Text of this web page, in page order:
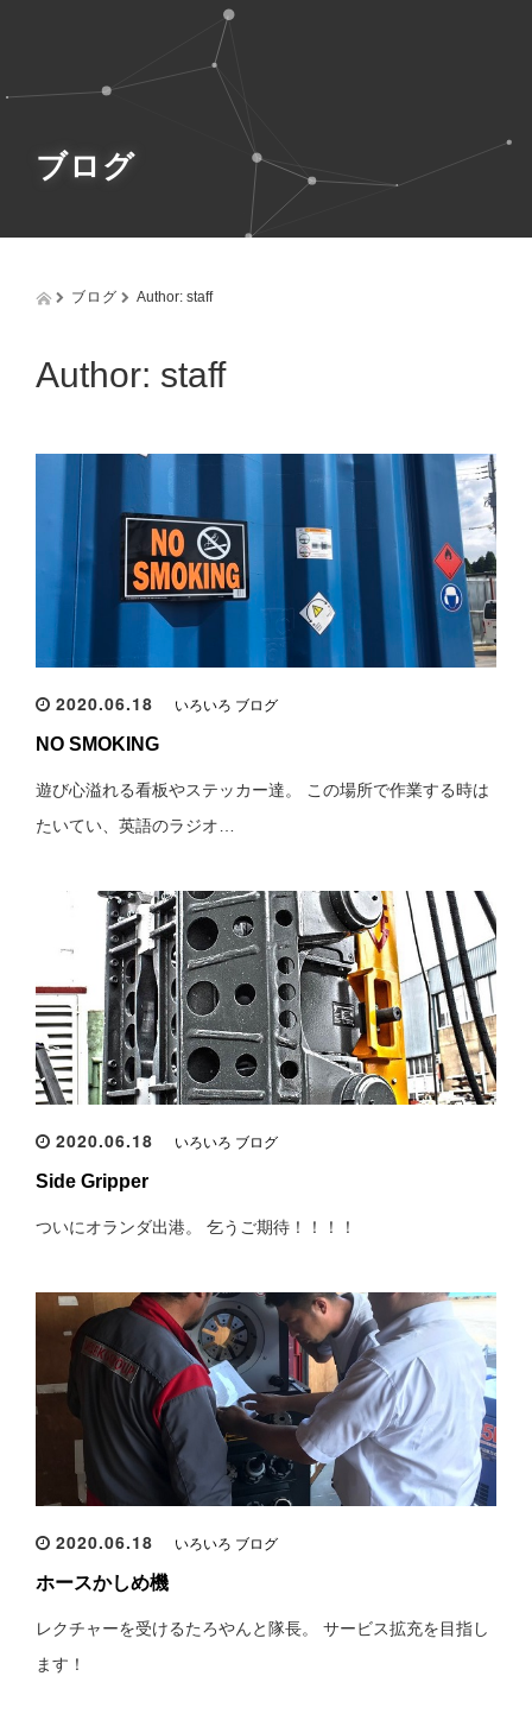
v
t
ブログ
ブログ Author: staff
Author: staff
2020.06.18 いろいろ ブログ
NO SMOKING
遊び心溢れる看板やステッカー達。 この場所で作業する時は
たいてい、英語のラジオ…
2020.06.18 いろいろ ブログ
Side Gripper
ついにオランダ出港。 乞うご期待！！！！
2020.06.18 いろいろ ブログ
ホースかしめ機
レクチャーを受けるたろやんと隊長。 サービス拡充を目指し
ます！